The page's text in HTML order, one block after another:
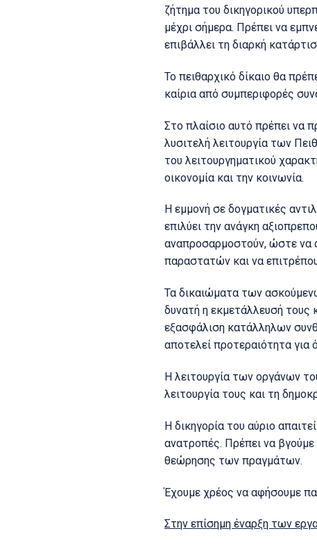
ζήτημα του δικηγορικού
μέχρι σήμερα. Πρέπει να
επιβάλλει τη διαρκή
Το πειθαρχικό δίκαιο θα
καίρια από συμπεριφορές
Στο πλαίσιο αυτό πρέπει να
λυσιτελή λειτουργία των
του λειτουργηματικού
οικονομία και την κοινωνία.
Η εμμονή σε δογματικές
επιλύει την ανάγκη
αναπροσαρμοστούν, ώστε να
παραστατών και να
Τα δικαιώματα των
δυνατή η εκμετάλλευσή τους
εξασφάλιση κατάλληλων
αποτελεί προτεραιότητα
Η λειτουργία των οργάνων
λειτουργία τους και τη
Η δικηγορία του αύριο
ανατροπές. Πρέπει να
θεώρησης των πραγμάτων.
Έχουμε χρέος να αφήσουμε
Στην επίσημη έναρξη των